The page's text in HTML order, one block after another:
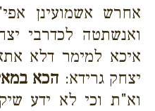
אחרש אשמועינן
ואנשתטה לכדרבי
איכא למימר דלא
יצחק גרידא: הכא
וא"ת וכי לא ידע